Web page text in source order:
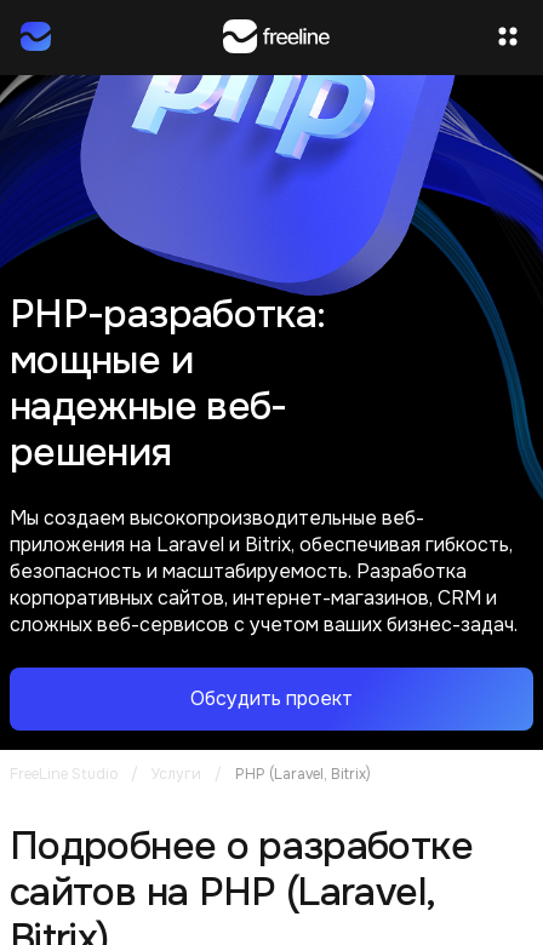
PHP-разработка:
мощные и
надежные веб-
решения
Мы создаем высокопроизводительные веб-
приложения на Laravel и Bitrix, обеспечивая гибкость,
безопасность и масштабируемость. Разработка
корпоративных сайтов, интернет-магазинов, CRM и
сложных веб-сервисов с учетом ваших бизнес-задач.
Обсудить проект
FreeLine Studio / Услуги / PHP (Laravel, Bitrix)
Подробнее о разработке
сайтов на PHP (Laravel,